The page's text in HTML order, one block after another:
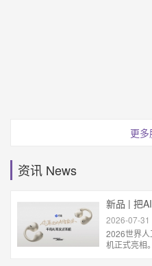
更多
资讯 News
新品 | 把
体耳机亮
2026-07-31
2026世界人
机正式亮相